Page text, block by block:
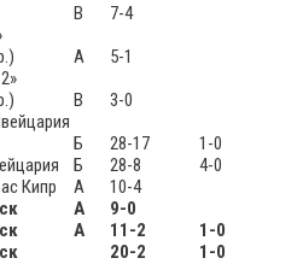
В
7-4
А
5-1
В
3-0
Б 28-17
1-0
Б 28-8
4-0
Кипр А
10-4
А
9-0
А 11-2
1-0
20-2
1-0